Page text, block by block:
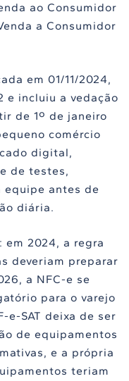
ao Consumidor
a Consumidor
em 01/11/2024,
e incluiu a vedação
de 1º de janeiro
comércio
digital,
de testes,
antes de
diária.
2024, a regra
deveriam preparar
a NFC-e se
para o varejo
SAT deixa de ser
de equipamentos
e a própria
teriam